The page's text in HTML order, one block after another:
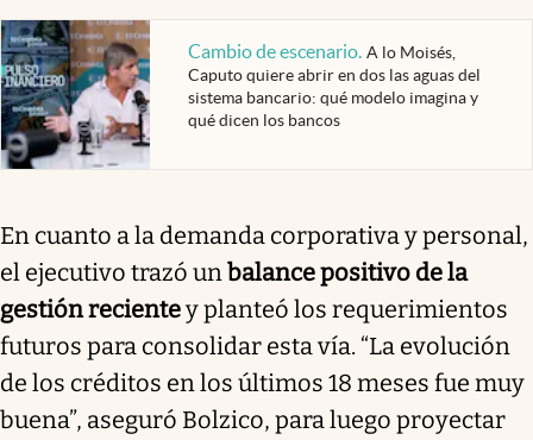
Cambio de escenario. A lo Moisés,
Caputo quiere abrir en dos las aguas del
sistema bancario: qué modelo imagina y
qué dicen los bancos
En cuanto a la demanda corporativa y personal,
el ejecutivo trazó unbalance positivo de la
gestión recientey planteó los requerimientos
futuros para consolidar esta vía. “La evolución
de los créditos en los últimos 18 meses fue muy
buena”, aseguró Bolzico, para luego proyectar